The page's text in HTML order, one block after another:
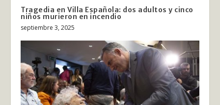
Tragedia en Villa Española: dos adultos y cinco
niños murieron en incendio
septiembre 3, 2025